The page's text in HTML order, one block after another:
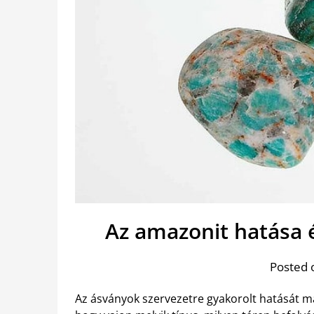
Az amazonit hatása
Posted
Az ásványok szervezetre gyakorolt hatását